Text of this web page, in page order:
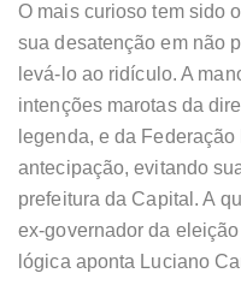
O mais curioso tem sido
sua desatenção em não
levá-lo ao ridículo. A
intenções marotas da
legenda, e da
antecipação, evitando
prefeitura da Capital. A
ex-governador da
lógica aponta Luciano